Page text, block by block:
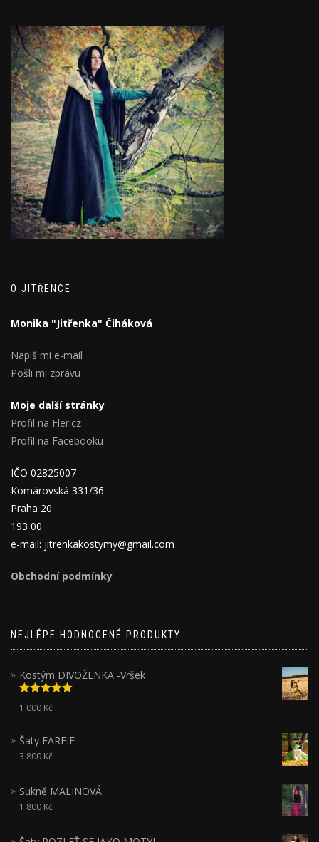
O JITŘENCE
Monika "Jitřenka" Čiháková
Napiš mi e-mail
Pošli mi zprávu
Moje další stránky
Profil na Fler.cz
Profil na Facebooku
IČO 02825007
Komárovská 331/36
Praha 20
193 00
e-mail: jitrenkakostymy@gmail.com
Obchodní podmínky
NEJLÉPE HODNOCENÉ PRODUKTY
Kostým DIVOŽENKA -Vršek
Hodnocení
5.00z 5
1 000 Kč
Šaty FAREIE
3 800 Kč
Sukně MALINOVÁ
1 800 Kč